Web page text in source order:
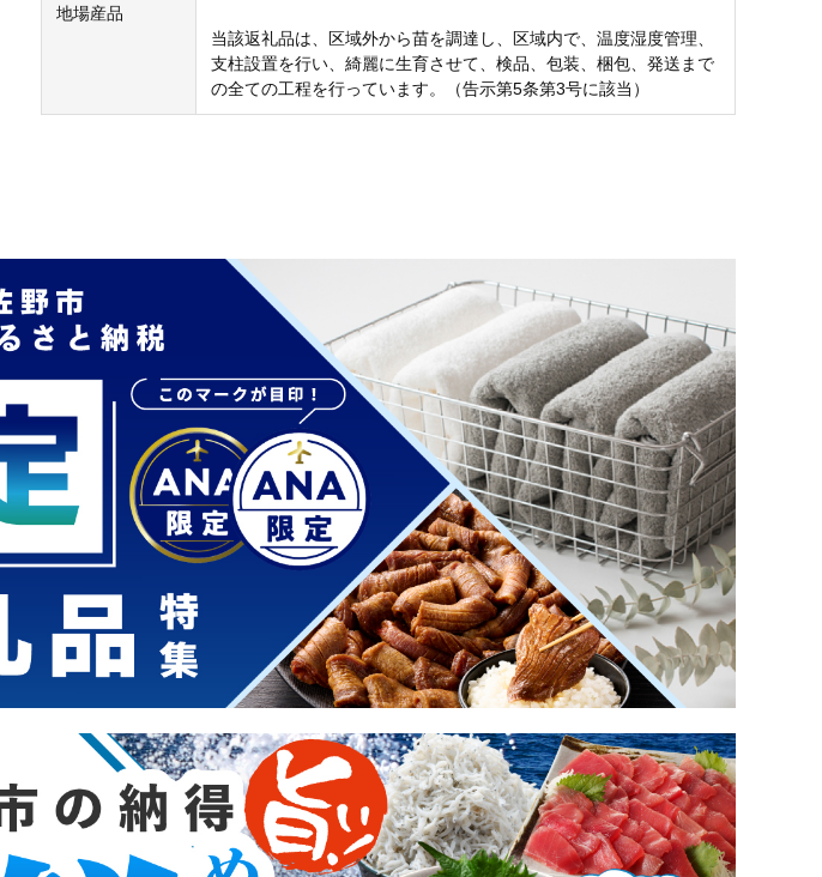
地場産品
当該返礼品は、区域外から苗を調達し、区域内で、温度湿度管理、
支柱設置を行い、綺麗に生育させて、検品、包装、梱包、発送まで
の全ての工程を行っています。（告示第5条第3号に該当）